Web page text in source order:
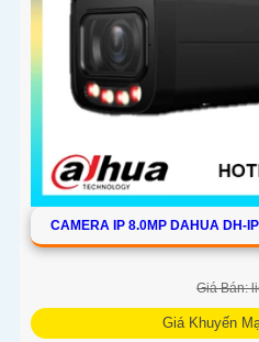
CAMERA IP 8.0MP DAHUA DH-
Giá Bán:
Giá Khuyến